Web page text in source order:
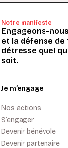
Notre manifeste
Engageons-
et la défense
détresse quel
soit.
Je m’engage
Nos actions
S’engager
Devenir bénévole
Devenir partenaire